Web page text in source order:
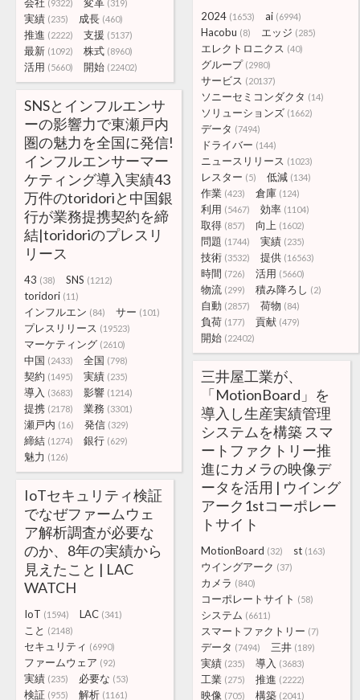
2024 (1653) ai (6994)
Hacobu (8) エッジ (285)
エレクトロニクス (40)
グループ (2980)
サービス (20137)
ソニーセミコンダクタ (14)
ソリューションズ (1662)
データ (7494)
ドライバー (144)
ニュースリリース (1023)
レスター (5) 低減 (134)
作業 (423) 倉庫 (124)
利用 (5467) 効率 (1104)
取得 (857) 向上 (1602)
問題 (1744) 実績 (235)
技術 (3532) 提供 (16563)
時間 (726) 活用 (5660)
物流 (299) 積み降ろし (2)
自動 (2857) 荷物 (84)
負荷 (177) 貢献 (479)
開始 (22402)
(9322) (319)
実績 (235) 成長 (460)
推進 (2222) 支援 (5137)
最新 (1092) 株式 (8960)
活用 (5660) 開始 (22402)
SNSとインフルエンサ
ーの影響力で東瀬戸内
圏の魅力を全国に発信!
インフルエンサーマー
ケティング導入実績43
万件のtoridoriと中国銀
行が業務提携契約を締
結|toridoriのプレスリ
リース
43 (38) SNS (1212)
toridori (11)
インフルエン (84) サー (101)
プレスリリース (19523)
マーケティング (2610)
中国 (2433) 全国 (798)
契約 (1495) 実績 (235)
導入 (3683) 影響 (1214)
提携 (2178) 業務 (3301)
瀬戸内 (16) 発信 (329)
締結 (1274) 銀行 (629)
魅力 (126)
三井屋工業が、
「MotionBoard」を
導入し生産実績管理
システムを構築 スマ
ートファクトリー推
進にカメラの映像デ
ータを活用 | ウイング
アーク1stコーポレー
トサイト
MotionBoard (32) st (163)
ウイングアーク (37)
カメラ (840)
コーポレートサイト (58)
システム (6611)
スマートファクトリー (7)
データ (7494) 三井 (189)
実績 (235) 導入 (3683)
工業 (275) 推進 (2222)
映像 (705) 構築 (2041)
IoTセキュリティ検証
でなぜファームウェ
ア解析調査が必要な
のか、8年の実績から
見えたこと | LAC
WATCH
IoT (1594) LAC (341)
こと (2148)
セキュリティ (6990)
ファームウェア (92)
実績 (235) 必要な (53)
検証 (955) 解析 (1161)